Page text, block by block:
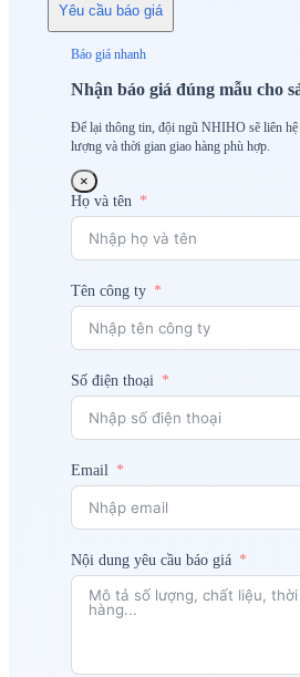
Yêu cầu báo giá
Báo giá nhanh
Nhận báo giá đúng mẫu cho
Để lại thông tin, đội ngũ NHIHO sẽ liên hệ
lượng và thời gian giao hàng phù hợp.
×
Họ và tên
Tên công ty
Số điện thoại
Email
Nội dung yêu cầu báo giá